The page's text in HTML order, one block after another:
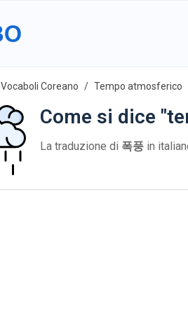
Vocaboli Coreano Tempo atmosferico
Come si dice
La traduzione di 폭풍 in